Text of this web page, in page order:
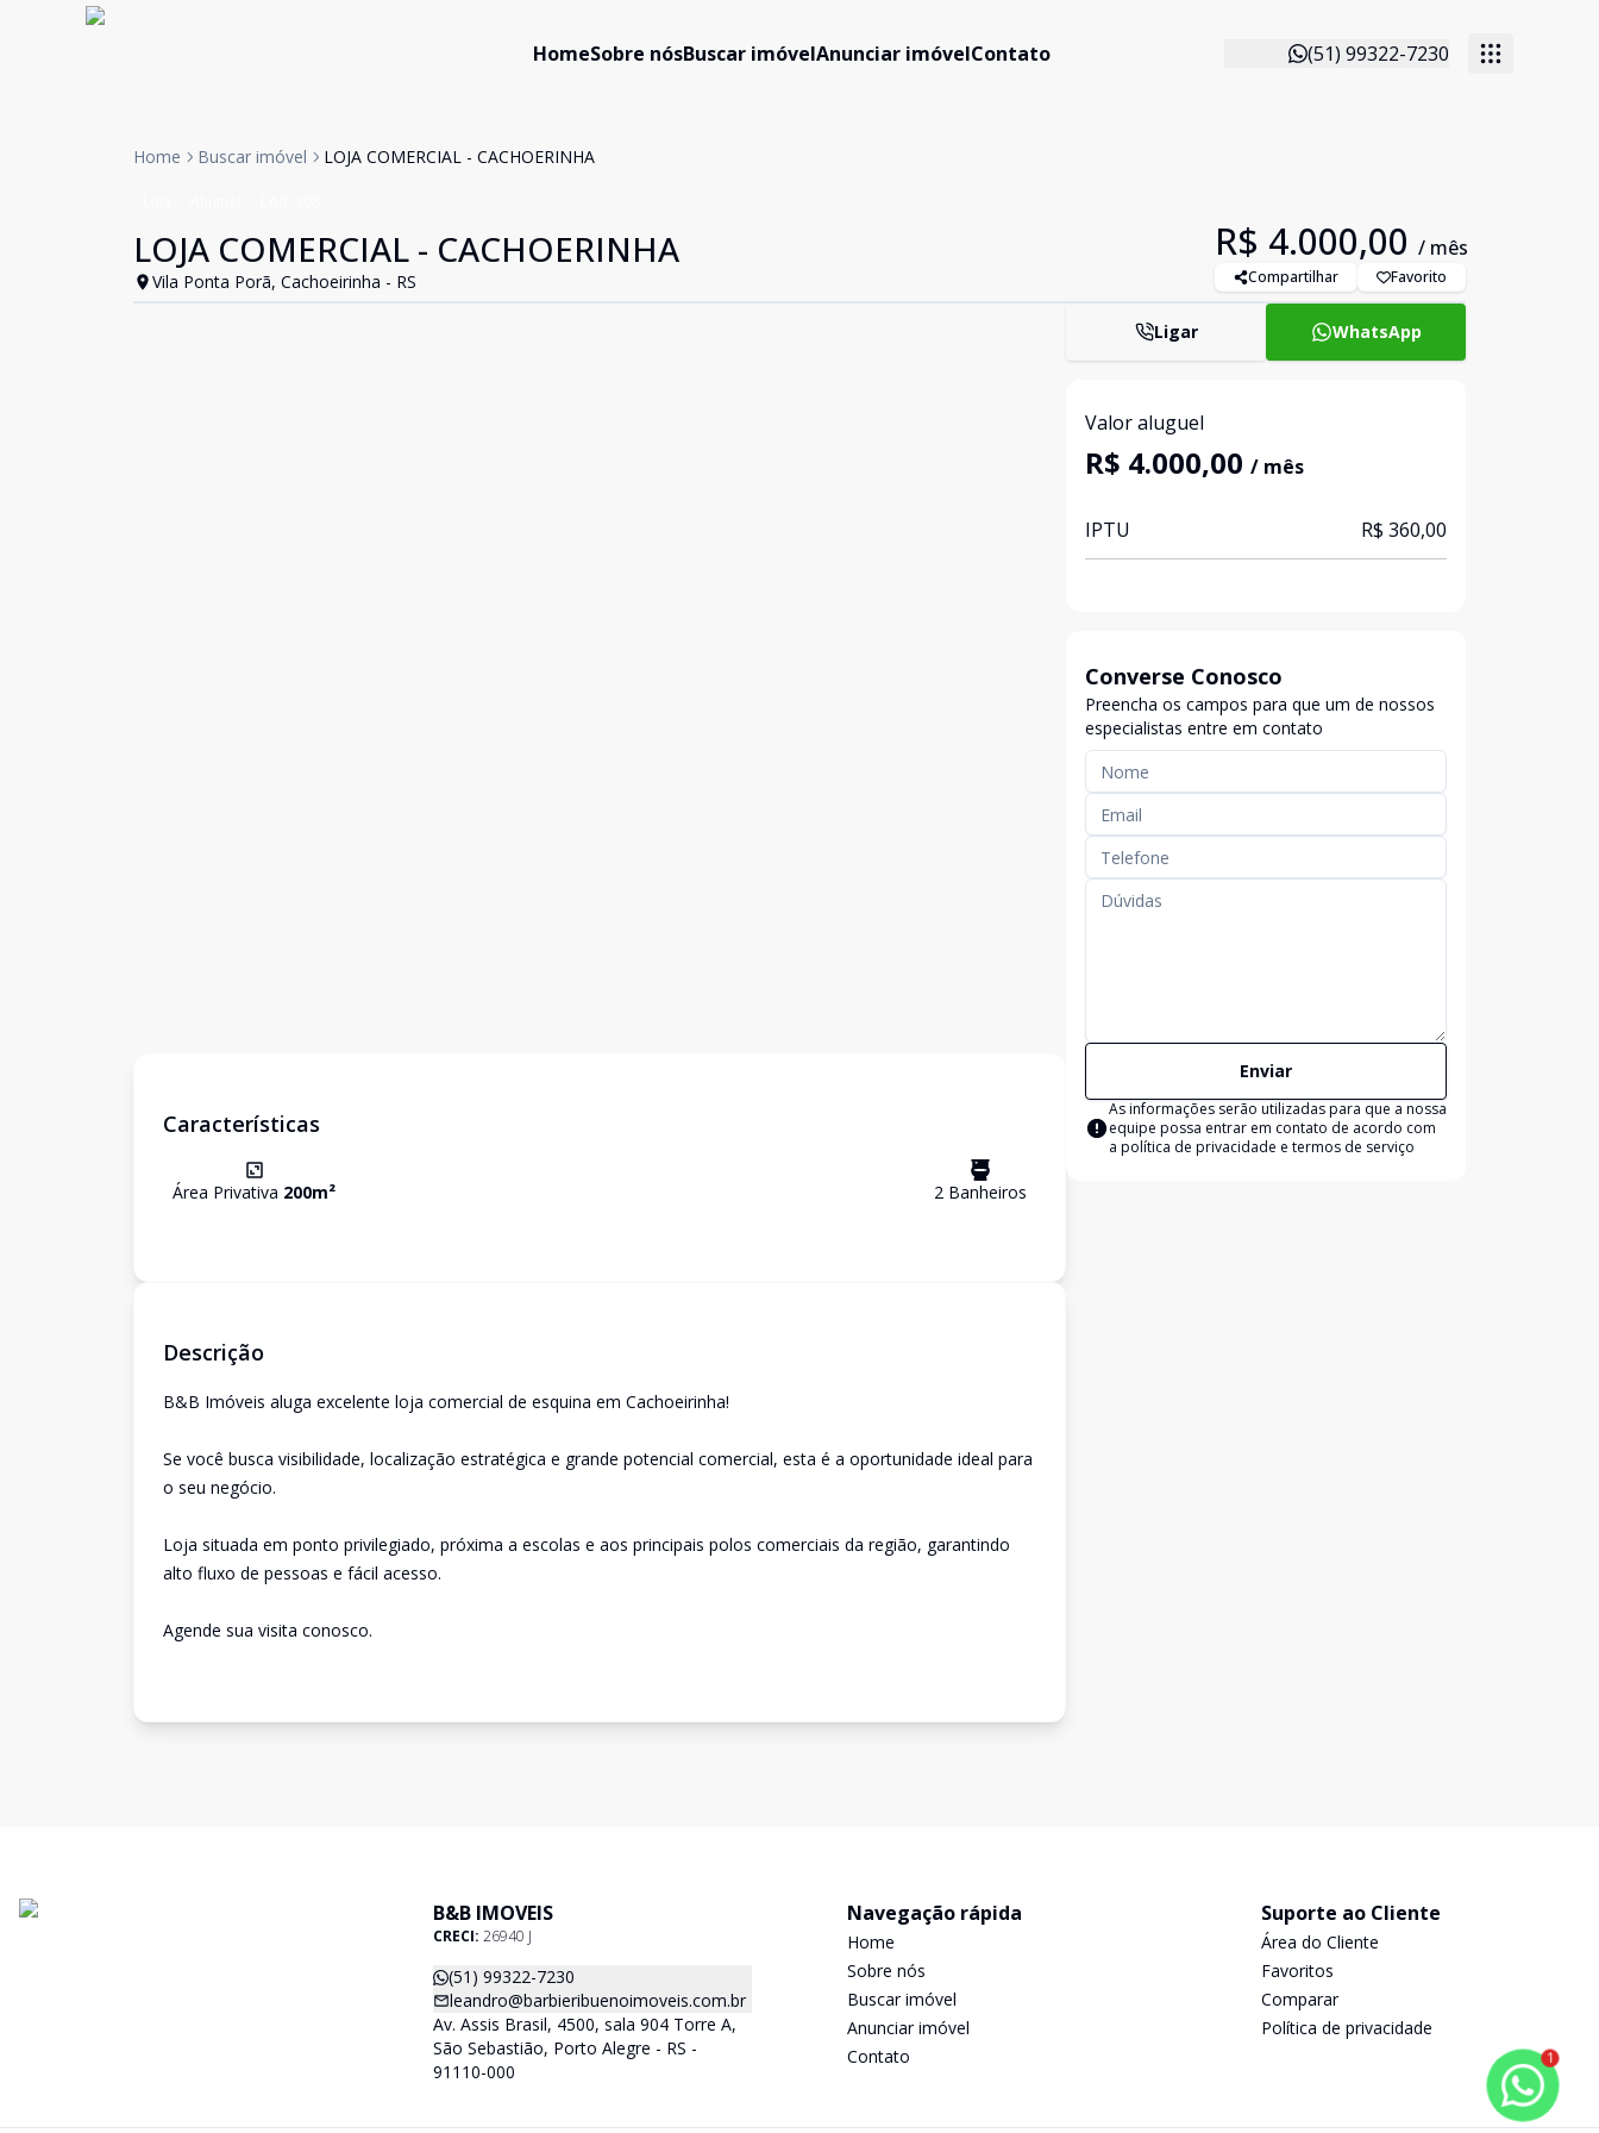
HomeSobre nósBuscar imóvelAnunciar imóvelContato (51) 99322-7230
Home Buscar imóvel LOJA COMERCIAL - CACHOERINHA
LOJA COMERCIAL - CACHOERINHA
Vila Ponta Porã, Cachoeirinha - RS
R$ 4.000,00 / mês
Compartilhar Favorito
Características
Área Privativa 200m² 2 Banheiros
Descrição
B&B Imóveis aluga excelente loja comercial de esquina em Cachoeirinha!
Se você busca visibilidade, localização estratégica e grande potencial comercial, esta é a oportunidade ideal para
o seu negócio.
Loja situada em ponto privilegiado, próxima a escolas e aos principais polos comerciais da região, garantindo
alto fluxo de pessoas e fácil acesso.
Agende sua visita conosco.
Ligar WhatsApp
Valor aluguel
R$ 4.000,00 / mês
IPTU R$ 360,00
Converse Conosco
Preencha os campos para que um de nossos
especialistas entre em contato
Enviar
As informações serão utilizadas para que a nossa
equipe possa entrar em contato de acordo com
a política de privacidade e termos de serviço
B&B IMOVEIS
CRECI: 26940 J
(51) 99322-7230
leandro@barbieribuenoimoveis.com.br
Av. Assis Brasil, 4500, sala 904 Torre A,
São Sebastião, Porto Alegre - RS -
91110-000
Navegação rápida
Home
Sobre nós
Buscar imóvel
Anunciar imóvel
Contato
Suporte ao Cliente
Área do Cliente
Favoritos
Comparar
Política de privacidade
1